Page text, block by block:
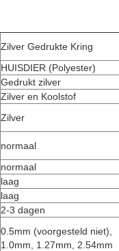
Zilver Gedrukte Kring
HUISDIER (Polyester)
Gedrukt zilver
Zilver en Koolstof
Zilver
normaal
normaal
laag
laag
2-3 dagen
0.5mm (voorgesteld niet),
1.0mm, 1.27mm, 2.54mm